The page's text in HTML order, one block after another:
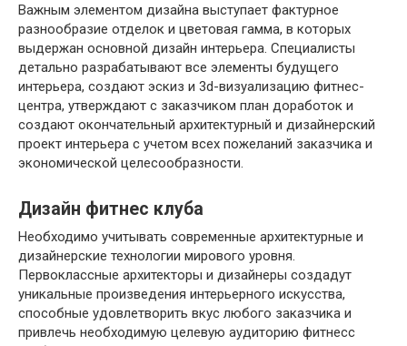
Важным элементом дизайна выступает фактурное
разнообразие отделок и цветовая гамма, в которых
выдержан основной дизайн интерьера. Специалисты
детально разрабатывают все элементы будущего
интерьера, создают эскиз и 3d-визуализацию фитнес-
центра, утверждают с заказчиком план доработок и
создают окончательный архитектурный и дизайнерский
проект интерьера с учетом всех пожеланий заказчика и
экономической целесообразности.
Дизайн фитнес клуба
Необходимо учитывать современные архитектурные и
дизайнерские технологии мирового уровня.
Первоклассные архитекторы и дизайнеры создадут
уникальные произведения интерьерного искусства,
способные удовлетворить вкус любого заказчика и
привлечь необходимую целевую аудиторию фитнесс